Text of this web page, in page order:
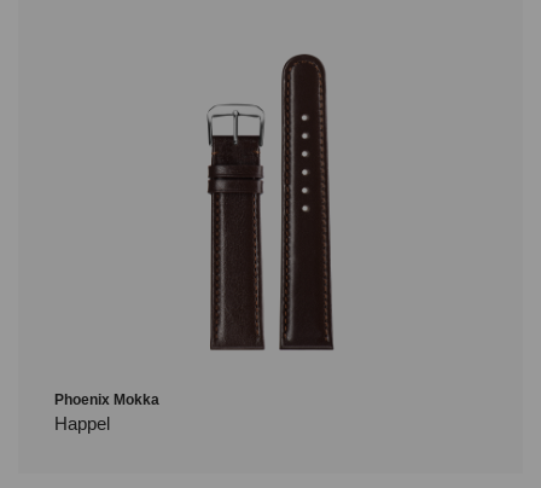
Phoenix Mokka
Happel